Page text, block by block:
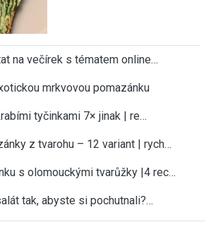
na večírek s tématem online…
mrkvovou pomazánku
tyčinkami 7× jinak | re…
z tvarohu – 12 variant | rych…
s olomouckými tvarůžky |4 rec…
tak, abyste si pochutnali?…